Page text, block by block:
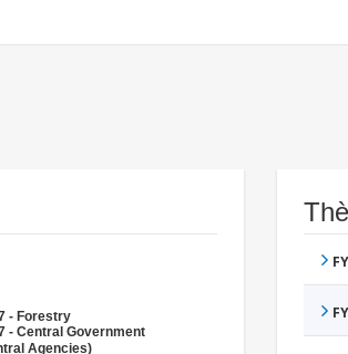
- Forestry
- Central Government
Agencies)